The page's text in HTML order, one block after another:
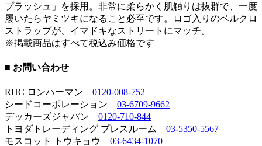
プラッシュ」を採用。非常に柔らかく肌触りは抜群で、一度
履いたらヤミツキになること必至です。ロゴ入りのベルクロ
ストラップが、イマドキなストリートにマッチ。
※掲載商品はすべて税込み価格です
■ お問い合わせ
RHC ロンハーマン 0120-008-752
シードコーポレーション 03-6709-9662
デッカーズジャパン 0120-710-844
トヨダトレーディング プレスルーム 03-5350-5567
モスコット トウキョウ 03-6434-1070